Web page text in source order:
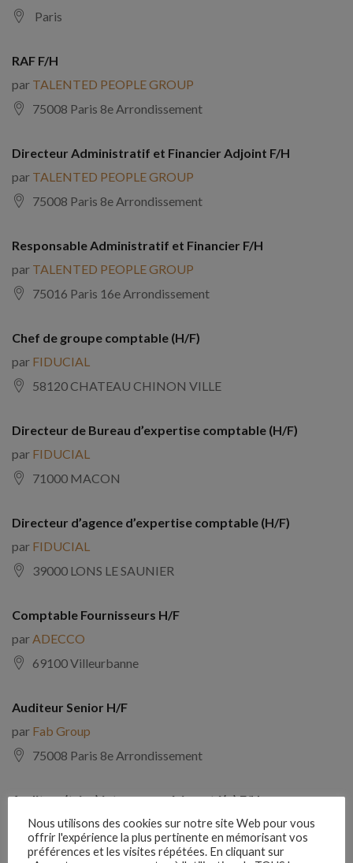
Paris
RAF F/H
par TALENTED PEOPLE GROUP
75008 Paris 8e Arrondissement
Directeur Administratif et Financier Adjoint F/H
par TALENTED PEOPLE GROUP
75008 Paris 8e Arrondissement
Responsable Administratif et Financier F/H
par TALENTED PEOPLE GROUP
75016 Paris 16e Arrondissement
Chef de groupe comptable (H/F)
par FIDUCIAL
58120 CHATEAU CHINON VILLE
Directeur de Bureau d’expertise comptable (H/F)
par FIDUCIAL
71000 MACON
Directeur d’agence d’expertise comptable (H/F)
par FIDUCIAL
39000 LONS LE SAUNIER
Comptable Fournisseurs H/F
par ADECCO
69100 Villeurbanne
Auditeur Senior H/F
par Fab Group
75008 Paris 8e Arrondissement
Auditeur(trice) interne expérimenté(e) F/H
parComptabilite Emploi
39130 Châtillon
Nous utilisons des cookies sur notre site Web pour vous
offrir l'expérience la plus pertinente en mémorisant vos
préférences et les visites répétées. En cliquant sur